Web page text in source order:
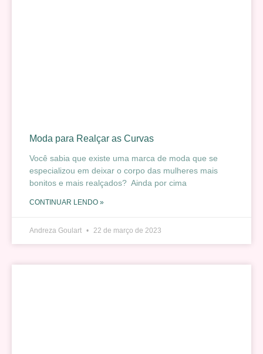
Moda para Realçar as Curvas
Você sabia que existe uma marca de moda que se
especializou em deixar o corpo das mulheres mais
bonitos e mais realçados? Ainda por cima
CONTINUAR LENDO »
Andreza Goulart 22 de março de 2023